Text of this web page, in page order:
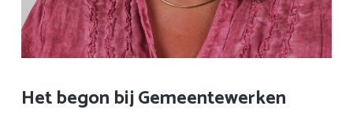
Het begon bij Gemeentewerken